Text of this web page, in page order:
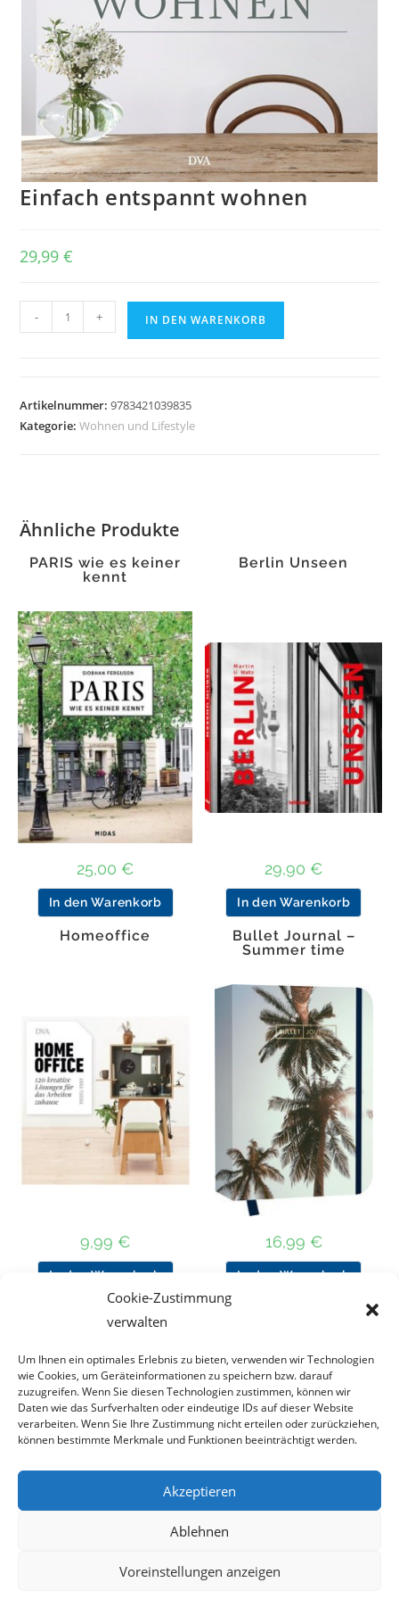
Cookie-Zustimmung
verwalten
Um Ihnen ein optimales Erlebnis zu bieten, verwenden wir Technologien
wie Cookies, um Geräteinformationen zu speichern bzw. darauf
zuzugreifen. Wenn Sie diesen Technologien zustimmen, können wir
Daten wie das Surfverhalten oder eindeutige IDs auf dieser Website
verarbeiten. Wenn Sie Ihre Zustimmung nicht erteilen oder zurückziehen,
können bestimmte Merkmale und Funktionen beeinträchtigt werden.
Akzeptieren
Ablehnen
Voreinstellungen anzeigen
Einfach entspannt wohnen
29,99€
entspannt
- + IN DEN WARENKORB
Artikelnummer:9783421039835
Kategorie:Wohnen und Lifestyle
Ähnliche Produkte
PARIS wie es keiner
kennt
25,00 €
In den Warenkorb
Berlin Unseen
29,90 €
In den Warenkorb
Homeoffice
9,99 €
In den Warenkorb
Bullet Journal –
Summer time
16,99 €
In den Warenkorb
Nach Preis filtern
Kategorie
auswählen
Datenschutz
Haftungsausschluss
Copyright 2023 - DT COLLECTION